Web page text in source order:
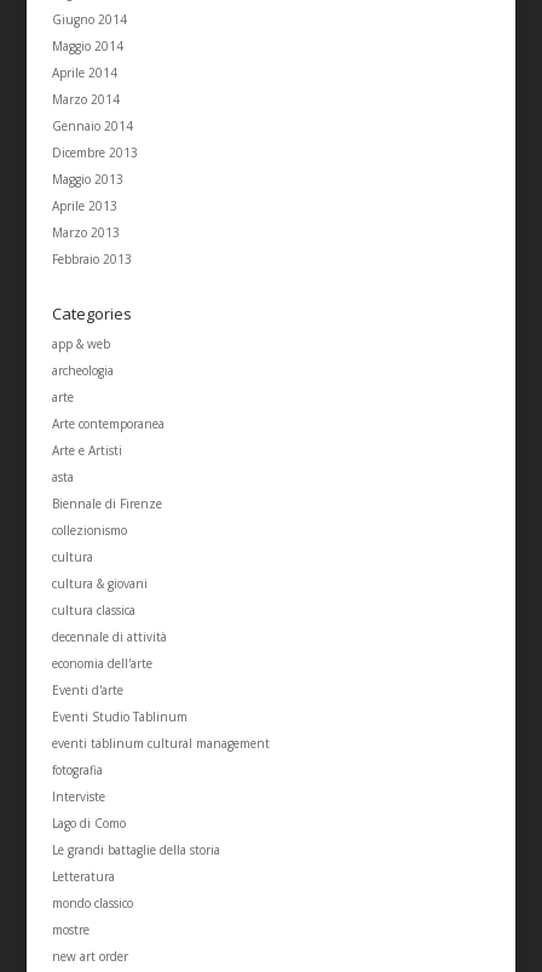
Giugno 2014
Maggio 2014
Aprile 2014
Marzo 2014
Gennaio 2014
Dicembre 2013
Maggio 2013
Aprile 2013
Marzo 2013
Febbraio 2013
Categories
app & web
archeologia
arte
Arte contemporanea
Arte e Artisti
asta
Biennale di Firenze
collezionismo
cultura
cultura & giovani
cultura classica
decennale di attività
economia dell'arte
Eventi d'arte
Eventi Studio Tablinum
eventi tablinum cultural management
fotografia
Interviste
Lago di Como
Le grandi battaglie della storia
Letteratura
mondo classico
mostre
new art order